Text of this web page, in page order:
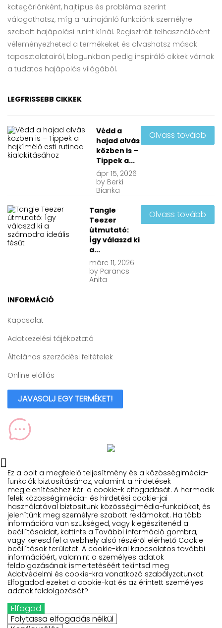
kategóriánként, hajtípus és probléma szerint
válogathatsz, míg a rutinajánló funkciónk személyre
szabott hajápolási rutint kínál. Regisztrált felhasználóként
véleményezheted a termékeket és olvashatsz mások
tapasztalatairól, blogunkban pedig inspiráló cikkek várnak
a tudatos hajápolás világából.
LEGFRISSEBB CIKKEK
Védd a
hajad alvás
közben is –
Tippek a...
ápr15, 2026
by Berki
Bianka
Olvass tovább
Tangle
Teezer
útmutató:
Így válaszd ki
a...
márc11, 2026
by Parancs
Anita
Olvass tovább
INFORMÁCIÓ
Kapcsolat
Adatkezelési tájékoztató
Általános szerződési feltételek
Online elállás
JAVASOLJ EGY TERMÉKET!


Ez a bolt a megfelelő teljesítmény és a közösségimédia-
funkciók biztosításához, valamint a hirdetések
megjelenítéséhez kéri a cookie-k elfogadását. A harmadik
felek közösségimédia- és hirdetési cookie-jai
használatával biztosítunk közösségimédia-funkciókat, és
jelenítünk meg személyre szabott reklámokat. Ha több
információra van szükséged, vagy kiegészítenéd a
beállításaidat, kattints a További információ gombra,
vagy keresd fel a webhely alsó részéről elérhető Cookie-
beállítások területet. A cookie-kkal kapcsolatos további
információért, valamint a személyes adatok
feldolgozásának ismertetéséért tekintsd meg
Adatvédelmi és cookie-kra vonatkozó szabályzatunkat.
Elfogadod ezeket a cookie-kat és az érintett személyes
adatok feldolgozását?
Elfogad
Folytassa elfogadás nélkül